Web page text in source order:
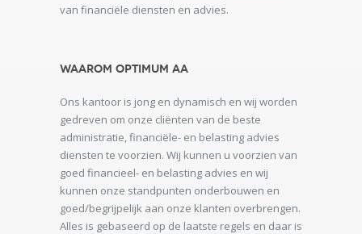
van financiële diensten en advies.
Waarom Optimum AA
Ons kantoor is jong en dynamisch en wij worden
gedreven om onze cliënten van de beste
administratie, financiële- en belasting advies
diensten te voorzien. Wij kunnen u voorzien van
goed financieel- en belasting advies en wij
kunnen onze standpunten onderbouwen en
goed/begrijpelijk aan onze klanten overbrengen.
Alles is gebaseerd op de laatste regels en daar is